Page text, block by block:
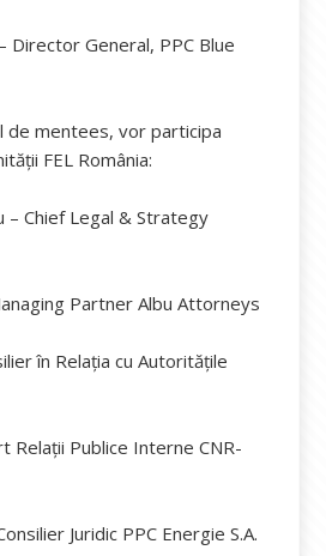
Director General, PPC Blue
de mentees, vor participa
FEL România:
– Chief Legal & Strategy
Partner Albu Attorneys
în Relația cu Autoritățile
Relații Publice Interne CNR-
Juridic PPC Energie S.A.